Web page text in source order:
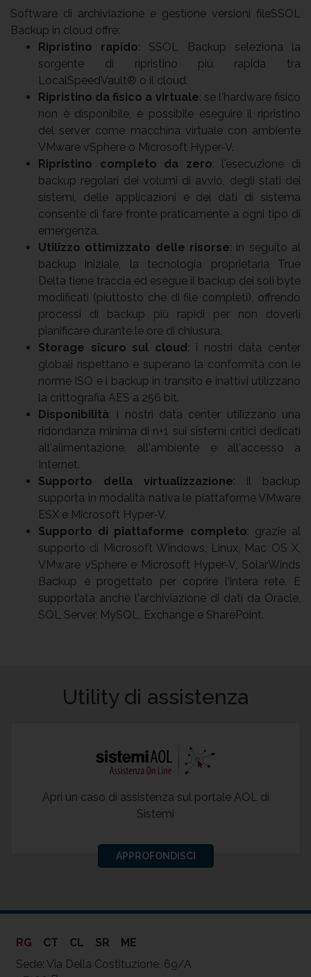
Software di archiviazione e gestione versioni fileSSOL
Backup in cloud offre:
Ripristino rapido: SSOL Backup seleziona la
sorgente di ripristino più rapida tra
LocalSpeedVault® o il cloud.
Ripristino da fisico a virtuale: se l'hardware fisico
non è disponibile, è possibile eseguire il ripristino
del server come macchina virtuale con ambiente
VMware vSphere o Microsoft Hyper-V.
Ripristino completo da zero: l'esecuzione di
backup regolari dei volumi di avvio, degli stati dei
sistemi, delle applicazioni e dei dati di sistema
consente di fare fronte praticamente a ogni tipo di
emergenza.
Utilizzo ottimizzato delle risorse: in seguito al
backup iniziale, la tecnologia proprietaria True
Delta tiene traccia ed esegue il backup dei soli byte
modificati (piuttosto che di file completi), offrendo
processi di backup più rapidi per non doverli
pianificare durante le ore di chiusura.
Storage sicuro sul cloud : i nostri data center
globali rispettano e superano la conformità con le
norme ISO e i backup in transito e inattivi utilizzano
la crittografia AES a 256 bit.
Disponibilità: i nostri data center utilizzano una
ridondanza minima di n+1 sui sistemi critici dedicati
all'alimentazione, all'ambiente e all'accesso a
Internet.
Supporto della virtualizzazione: il backup
supporta in modalità nativa le piattaforme VMware
ESX e Microsoft Hyper-V.
Supporto di piattaforme completo: grazie al
supporto di Microsoft Windows, Linux, Mac OS X,
VMware vSphere e Microsoft Hyper-V, SolarWinds
Backup è progettato per coprire l'intera rete. È
supportata anche l'archiviazione di dati da Oracle,
SQL Server, MySQL, Exchange e SharePoint.
Utility di assistenza
Apri un caso di assistenza sul portale AOL di
Sistemi
APPROFONDISCI
RG CT CL SR
ME
Sede: Via Della Costituzione, 69/A